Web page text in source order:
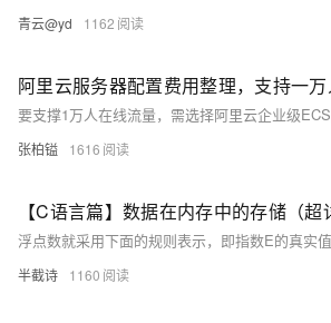
青云@yd 1162
张柏镒 1616
【C语言篇】数据在内存中的存储（超
半截诗 1160